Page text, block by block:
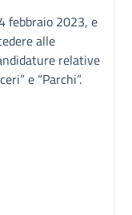
febbraio 2023, e
alle
relative
e “Parchi”.